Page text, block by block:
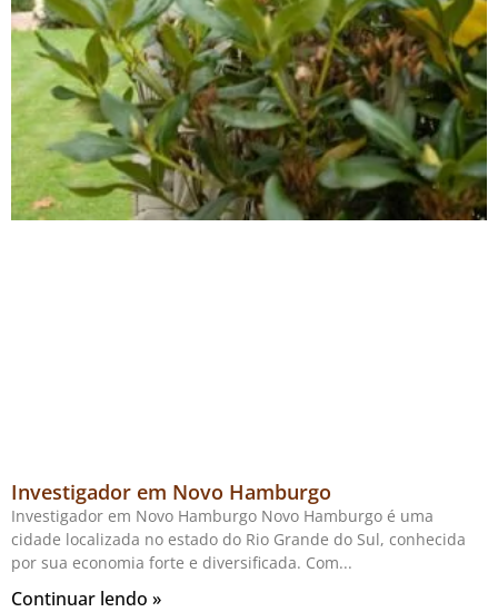
Investigador em Novo Hamburgo
Investigador em Novo Hamburgo Novo Hamburgo é uma
cidade localizada no estado do Rio Grande do Sul, conhecida
por sua economia forte e diversificada. Com
Continuar lendo »